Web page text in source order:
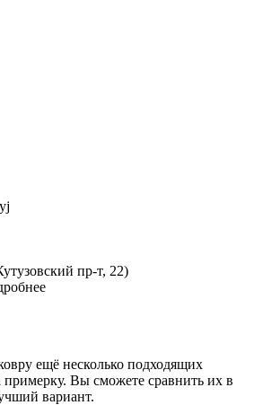
пр-т, 22)
ещё несколько подходящих
Вы сможете сравнить их в
вариант.